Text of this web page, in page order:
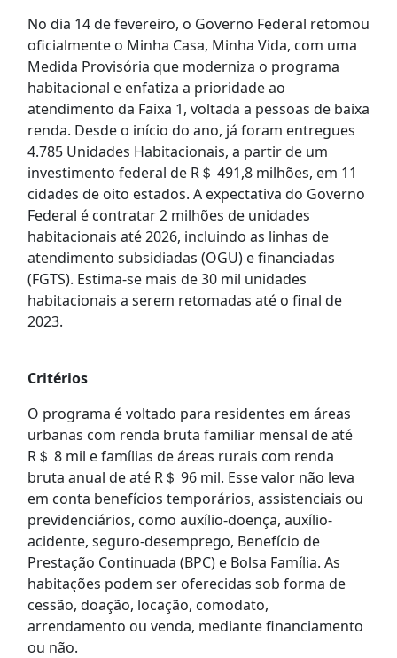
No dia 14 de fevereiro, o Governo Federal retomou
oficialmente o Minha Casa, Minha Vida, com uma
Medida Provisória que moderniza o programa
habitacional e enfatiza a prioridade ao
atendimento da Faixa 1, voltada a pessoas de baixa
renda. Desde o início do ano, já foram entregues
4.785 Unidades Habitacionais, a partir de um
investimento federal de R＄ 491,8 milhões, em 11
cidades de oito estados. A expectativa do Governo
Federal é contratar 2 milhões de unidades
habitacionais até 2026, incluindo as linhas de
atendimento subsidiadas (OGU) e financiadas
(FGTS). Estima-se mais de 30 mil unidades
habitacionais a serem retomadas até o final de
2023.
Critérios
O programa é voltado para residentes em áreas
urbanas com renda bruta familiar mensal de até
R＄ 8 mil e famílias de áreas rurais com renda
bruta anual de até R＄ 96 mil. Esse valor não leva
em conta benefícios temporários, assistenciais ou
previdenciários, como auxílio-doença, auxílio-
acidente, seguro-desemprego, Benefício de
Prestação Continuada (BPC) e Bolsa Família. As
habitações podem ser oferecidas sob forma de
cessão, doação, locação, comodato,
arrendamento ou venda, mediante financiamento
ou não.